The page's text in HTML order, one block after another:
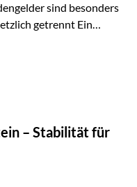
sind besonders
getrennt Ein
getrennt. Konkret
Konkursfall nicht zur
werden ausschließlich
– Stabilität für